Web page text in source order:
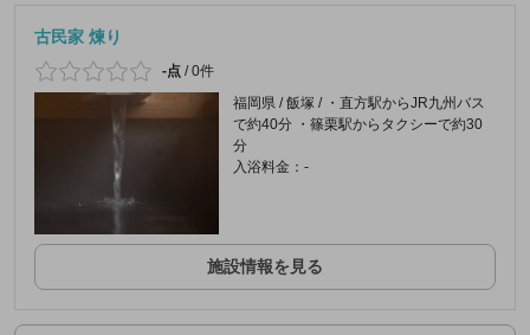
古民家 煉り
-点 /0件
福岡県 / 飯塚 / ・直方駅からJR九州バス
で約40分 ・篠栗駅からタクシーで約30
分
入浴料金：-
施設情報を見る